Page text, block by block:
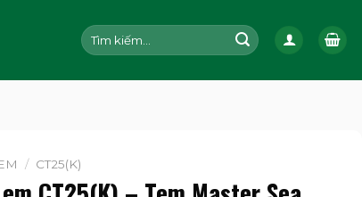
Tìm
kiếm:
/ CT25(K)